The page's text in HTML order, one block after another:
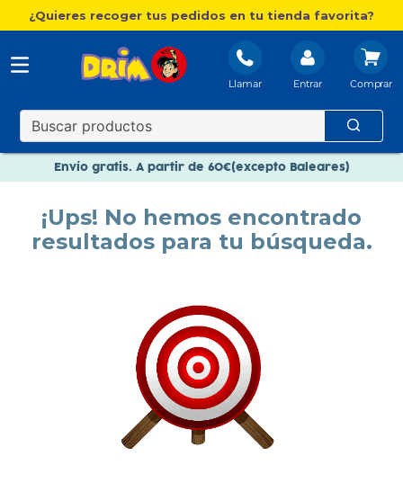
¿Quieres recoger tus pedidos en tu tienda favorita?
Llamar Entrar
Envío gratis. A partir de 60€(excepto Baleares)
Nuevo catálogo Aire Libre
Paga en 3 plazos sin intereses
¡Ups! No hemos encontrado
resultados para tu búsqueda.